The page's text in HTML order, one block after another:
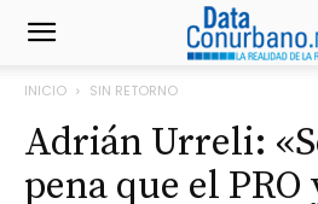
INICIO SIN RETORNO
Adrián Urreli:
pena que el PRO